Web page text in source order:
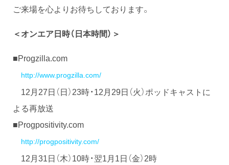
ご来場を心よりお待ちしております。
＜オンエア日時（日本時間）＞
■Progzilla.com
http://www.progzilla.com/
12月27日（日）23時・12月29日（火）ポッドキャストに
よる再放送
■Progpositivity.com
http://progpositivity.com/
12月31日（木）10時・翌1月1日（金）2時